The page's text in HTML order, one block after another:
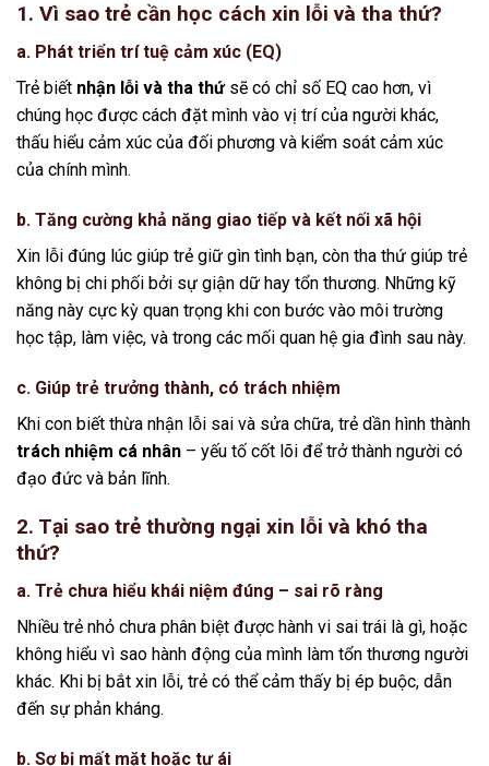
1. Vì sao trẻ cần học cách xin lỗi và tha thứ?
a. Phát triển trí tuệ cảm xúc (EQ)
Trẻ biết nhận lỗi và tha thứsẽ có chỉ số EQ cao hơn, vì
chúng học được cách đặt mình vào vị trí của người khác,
thấu hiểu cảm xúc của đối phương và kiểm soát cảm xúc
của chính mình.
b. Tăng cường khả năng giao tiếp và kết nối xã hội
Xin lỗi đúng lúc giúp trẻ giữ gìn tình bạn, còn tha thứ giúp trẻ
không bị chi phối bởi sự giận dữ hay tổn thương. Những kỹ
năng này cực kỳ quan trọng khi con bước vào môi trường
học tập, làm việc, và trong các mối quan hệ gia đình sau này.
c. Giúp trẻ trưởng thành, có trách nhiệm
Khi con biết thừa nhận lỗi sai và sửa chữa, trẻ dần hình thành
trách nhiệm cá nhân – yếu tố cốt lõi để trở thành người có
đạo đức và bản lĩnh.
2. Tại sao trẻ thường ngại xin lỗi và khó tha
thứ?
a. Trẻ chưa hiểu khái niệm đúng – sai rõ ràng
Nhiều trẻ nhỏ chưa phân biệt được hành vi sai trái là gì, hoặc
không hiểu vì sao hành động của mình làm tổn thương người
khác. Khi bị bắt xin lỗi, trẻ có thể cảm thấy bị ép buộc, dẫn
đến sự phản kháng.
b. Sợ bị mất mặt hoặc tự ái